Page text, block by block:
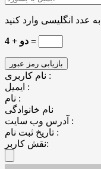
4 + دو =
نام کاربری :
ایمیل :
نام :
نام خانوادگی
آدرس وب سایت :
تاریخ ثبت نام :
نقش کاربر: